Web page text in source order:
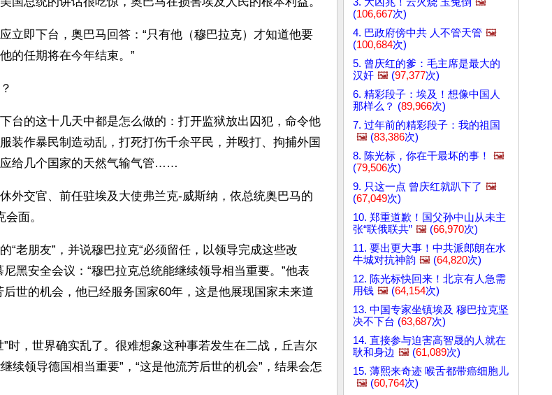
立即下台，奥巴马回答：“只有他（穆巴拉克）才知道他要
的任期将在今年结束。”
台的这十几天中都是怎么做的：打开监狱放出囚犯，命令他
装作暴民制造动乱，打死打伤千余平民，并殴打、拘捕外国
给几个国家的天然气输气管……
外交官、前任驻埃及大使弗兰克-威斯纳，依总统奥巴马的
会面。
“老朋友”，并说穆巴拉克“必须留任，以领导完成这些改
黑安全会议：“穆巴拉克总统能继续领导相当重要。”他表
世的机会，他已经服务国家60年，这是他展现国家未来道
时，世界确实乱了。很难想象这种事若发生在二战，丘吉尔
续领导德国相当重要”，“这是他流芳后世的机会”，结果会怎
(106,667次)
4. 巴政府傍中共 人不管天管 🖼️
(100,684次)
5. 曾庆红的爹：毛主席是最大的
汉奸 🖼️ (97,377次)
6. 精彩段子：埃及！想像中国人
那样么？ (89,966次)
7. 过年前的精彩段子：我的祖国
🖼️ (83,386次)
8. 陈光标，你在干最坏的事！
🖼️
(79,506次)
9. 只这一点 曾庆红就趴下了 🖼️
(67,049次)
10. 郑重道歉！国父孙中山从未主
张“联俄联共” 🖼️ (66,970次)
11. 要出更大事！中共派郎朗在水
牛城对抗神韵 🖼️ (64,820次)
12. 陈光标快回来！北京有人急需
用钱 🖼️ (64,154次)
13. 中国专家坐镇埃及 穆巴拉克坚
决不下台 (63,687次)
14. 直接参与迫害高智晟的人就在
耿和身边 🖼️ (61,089次)
15. 薄熙来奇迹 喉舌都带癌细胞儿
🖼️ (60,764次)